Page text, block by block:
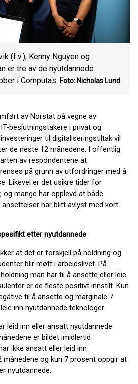
(f.v.), Kenny Nguyen og
er tre av de nyutdannede
i Computas. Foto: Nicholas Lund
av Norstat på vegne av
beslutningstakere i privat og
til digitaliseringstiltak vil
de neste 12 månedene. I offentlig
av respondentene at
på grunn av utfordringer med å
Likevel er det usikre tider for
og mange har opplevd at både
har blitt avlyst med kort
etter nyutdannede
at det er forskjell på holdning og
blir møtt i arbeidslivet. På
man har til å ansette eller leie
er de fleste positivt innstilt. Kun
til å ansette og marginale 7
inn nyutdannede teknologer.
leid inn eller ansatt nyutdannede
er bildet imidlertid
ikke ansatt eller leid inn
månedene og kun 7 prosent oppgir at
nyutdannede.